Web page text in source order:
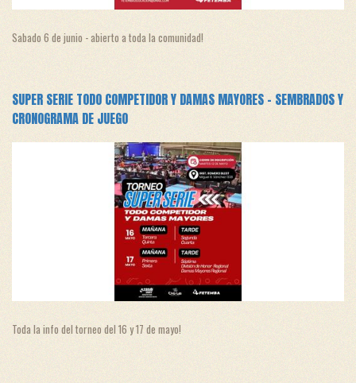
Sabado 6 de junio - abierto a toda la comunidad!
SUPER SERIE TODO COMPETIDOR Y DAMAS MAYORES - SEMBRADOS Y
CRONOGRAMA DE JUEGO
Toda la info del torneo del 16 y 17 de mayo!